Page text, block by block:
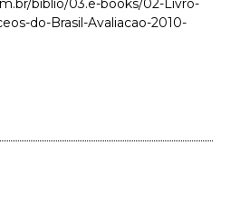
biblio/03.e-books/02-Livro-
do-Brasil-Avaliacao-2010-